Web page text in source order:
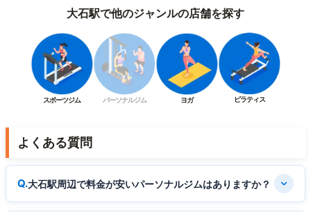
大石駅で他のジャンルの店舗を探す
スポーツジム パーソナルジム ヨガ ピラティス
よくある質問
大石駅周辺で料金が安いパーソナルジムはありますか？